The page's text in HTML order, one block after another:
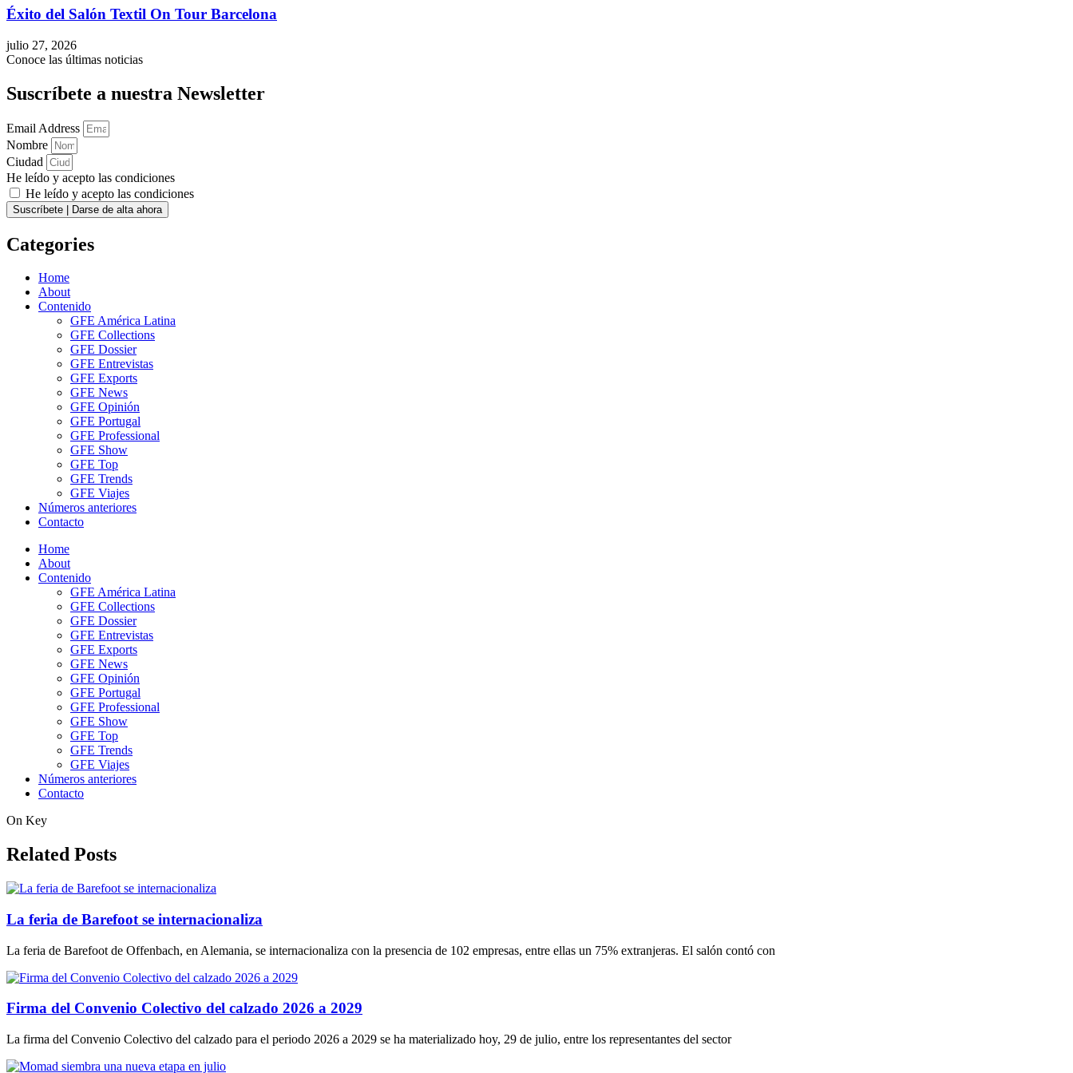
Éxito del Salón Textil On Tour Barcelona
julio 27, 2026
Conoce las últimas noticias
Suscríbete a nuestra Newsletter
Email Address
Nombre
Ciudad
He leído y acepto las condiciones
He leído y acepto las condiciones
Suscríbete | Darse de alta ahora
Categories
Home
About
Contenido
GFE América Latina
GFE Collections
GFE Dossier
GFE Entrevistas
GFE Exports
GFE News
GFE Opinión
GFE Portugal
GFE Professional
GFE Show
GFE Top
GFE Trends
GFE Viajes
Números anteriores
Contacto
Home
About
Contenido
GFE América Latina
GFE Collections
GFE Dossier
GFE Entrevistas
GFE Exports
GFE News
GFE Opinión
GFE Portugal
GFE Professional
GFE Show
GFE Top
GFE Trends
GFE Viajes
Números anteriores
Contacto
On Key
Related Posts
La feria de Barefoot se internacionaliza
La feria de Barefoot de Offenbach, en Alemania, se internacionaliza con la presencia de 102 empresas, entre ellas un 75% extranjeras. El salón contó con
Firma del Convenio Colectivo del calzado 2026 a 2029
La firma del Convenio Colectivo del calzado para el periodo 2026 a 2029 se ha materializado hoy, 29 de julio, entre los representantes del sector